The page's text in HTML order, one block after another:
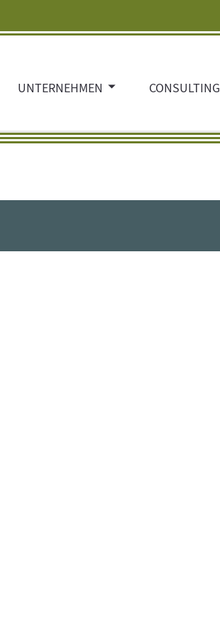
UNTERNEHMEN CONSULTING